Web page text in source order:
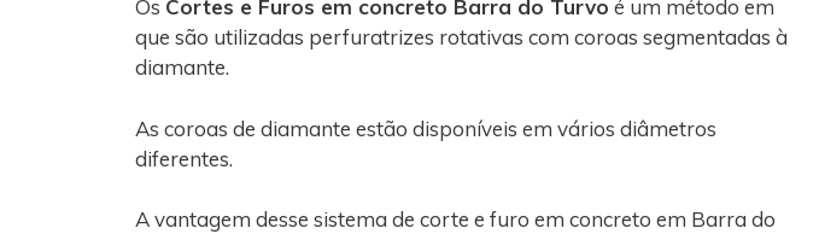
Os Cortes e Furos em concreto Barra do Turvo é um método em
que são utilizadas perfuratrizes rotativas com coroas segmentadas à
diamante.
As coroas de diamante estão disponíveis em vários diâmetros
diferentes.
A vantagem desse sistema de corte e furo em concreto em Barra do